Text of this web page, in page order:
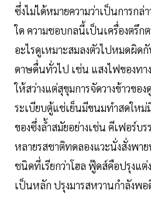
ซึ่งไม่ได้หมายความว่าเป็นการกล่
ใด ความชอบกลนี้เป็นเครื่องตรึกต
อะไรดูเหมาะสมลงตัวไปหมดผิด
ดาษดื่นทั่วไป เช่น แสงไฟของทา
ให้สว่างแต่สุขุมการจัดวางข้าวขอ
ระเบียบตู้แช่เย็นมีขนมทำสดให
ของซึ่งล้ำสมัยอย่างเช่น คีเฟอร์บ
หลายรสชาติทดลองแวะนั่งสั่งพา
ชนิดที่เรียกว่าโฮล ฟู๊ดส์คือปรุงแ
เป็นหลัก ปรุงมารสหวานกำลังพ